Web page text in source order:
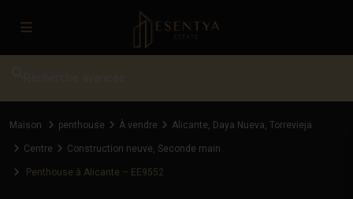
Maison penthouse À vendre Alicante, Daya Nueva, Torrevieja
Centre Construction neuve, Seconde main
Penthouse à Alicante – EE9552